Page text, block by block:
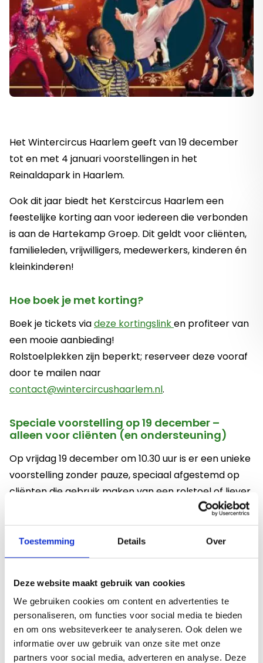
Toestemming Details Over
Deze website maakt gebruik van cookies
We gebruiken cookies om content en advertenties te
personaliseren, om functies voor social media te bieden
en om ons websiteverkeer te analyseren. Ook delen we
informatie over uw gebruik van onze site met onze
partners voor social media, adverteren en analyse. Deze
Het Wintercircus Haarlem geeft van 19 december
tot en met 4 januari voorstellingen in het
Reinaldapark in Haarlem.
Ook dit jaar biedt het Kerstcircus Haarlem een
feestelijke korting aan voor iedereen die verbonden
is aan de Hartekamp Groep. Dit geldt voor cliënten,
familieleden, vrijwilligers, medewerkers, kinderen én
kleinkinderen!
Hoe boek je met korting?
Boek je tickets viadeze kortingslinkDeze link opent in
en profiteer van
een mooie aanbieding!
Rolstoelplekken zijn beperkt; reserveer deze vooraf
door te mailen naar
contact@wintercircushaarlem.nl.
Speciale voorstelling op 19 december –
alleen voor cliënten (en ondersteuning)
Op vrijdag 19 december om 10.30 uur is er een unieke
voorstelling zonder pauze, speciaal afgestemd op
cliënten die gebruik maken van een rolstoel of liever
Tijd: 10.30 – 11.45
Prijs: €19,95 per ticket (zelfde prijs voor alle ringen)
Reserveren: Stuur een e-mail naar
locatie en aantal kaarten)
De kosten worden achteraf per factuur vanuit de
Hartekamp Groep aan de wettelijk
vertegenwoordiger gestuurd.